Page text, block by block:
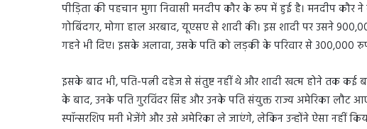
पीड़िता की पहचान मुगा निवासी मनदीप कौर के रूप में हुई है। मनदीप कौर
गोबिंदगर, मोगा हाल अरबाद, यूएसए से शादी की। इस शादी पर उसने
गहने भी दिए। इसके अलावा, उसके पति को लड़की के परिवार से 300,000
इसके बाद भी, पति-पत्नी दहेज से संतुष्ट नहीं थे और शादी खत्म होने तक कई
के बाद, उनके पति गुरविंदर सिंह और उनके पति संयुक्त राज्य अमेरिका लौट
स्पॉन्सरशिप मनी भेजेंगे और उसे अमेरिका ले जाएंगे, लेकिन उन्होंने ऐसा नहीं